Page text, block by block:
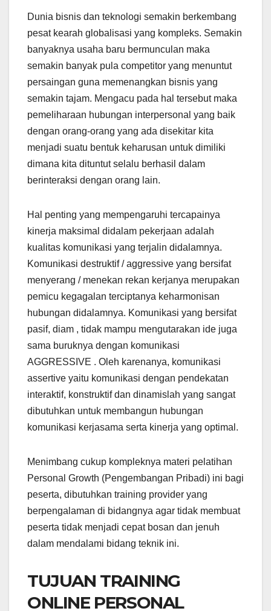
Dunia bisnis dan teknologi semakin berkembang
pesat kearah globalisasi yang kompleks. Semakin
banyaknya usaha baru bermunculan maka
semakin banyak pula competitor yang menuntut
persaingan guna memenangkan bisnis yang
semakin tajam. Mengacu pada hal tersebut maka
pemeliharaan hubungan interpersonal yang baik
dengan orang-orang yang ada disekitar kita
menjadi suatu bentuk keharusan untuk dimiliki
dimana kita dituntut selalu berhasil dalam
berinteraksi dengan orang lain.
Hal penting yang mempengaruhi tercapainya
kinerja maksimal didalam pekerjaan adalah
kualitas komunikasi yang terjalin didalamnya.
Komunikasi destruktif / aggressive yang bersifat
menyerang / menekan rekan kerjanya merupakan
pemicu kegagalan terciptanya keharmonisan
hubungan didalamnya. Komunikasi yang bersifat
pasif, diam , tidak mampu mengutarakan ide juga
sama buruknya dengan komunikasi
AGGRESSIVE . Oleh karenanya, komunikasi
assertive yaitu komunikasi dengan pendekatan
interaktif, konstruktif dan dinamislah yang sangat
dibutuhkan untuk membangun hubungan
komunikasi kerjasama serta kinerja yang optimal.
Menimbang cukup kompleknya materi pelatihan
Personal Growth (Pengembangan Pribadi) ini bagi
peserta, dibutuhkan training provider yang
berpengalaman di bidangnya agar tidak membuat
peserta tidak menjadi cepat bosan dan jenuh
dalam mendalami bidang teknik ini.
TUJUAN TRAINING
ONLINE PERSONAL